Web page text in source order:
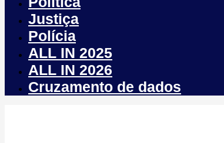
Justiça
Polícia
ALL IN 2025
ALL IN 2026
Cruzamento de dados